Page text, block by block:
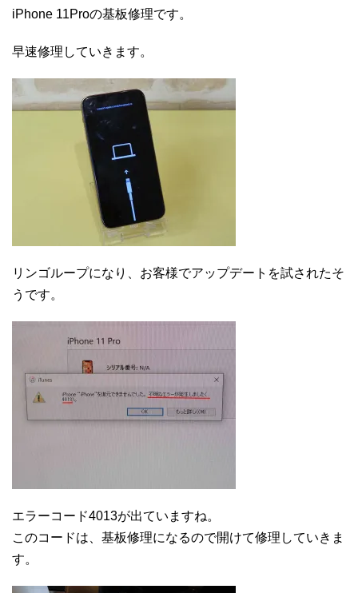
iPhone 11Proの基板修理です。
早速修理していきます。
リンゴループになり、お客様でアップデートを試されたそ
うです。
エラーコード4013が出ていますね。
このコードは、基板修理になるので開けて修理していきま
す。